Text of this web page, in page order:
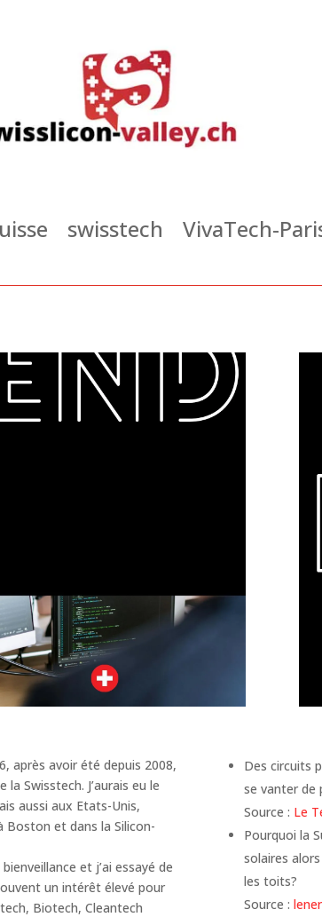
swisstech VivaTech-
après avoir été depuis 2008,
Swisstech. J’aurais eu le
aussi aux Etats-Unis,
Boston et dans la Silicon-
et j’ai essayé de
un intérêt élevé pour
Biotech, Cleantech
Des circuits
se vanter de
Source : Le
Pourquoi la
solaires
les toits?
Source :